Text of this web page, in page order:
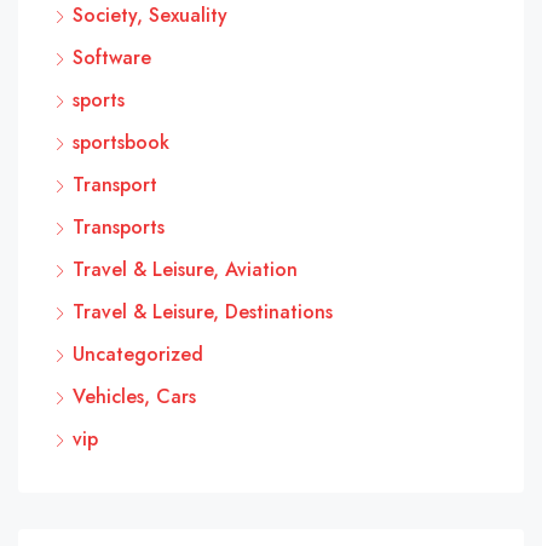
Society, Sexuality
Software
sports
sportsbook
Transport
Transports
Travel & Leisure, Aviation
Travel & Leisure, Destinations
Uncategorized
Vehicles, Cars
vip